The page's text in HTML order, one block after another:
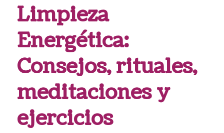
Limpieza
Energética:
Consejos, rituales,
meditaciones y
ejercicios